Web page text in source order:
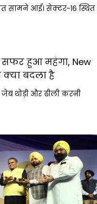
सामने आई। सेक्टर-16 स्थित
सफर हुआ महंगा, New
क्या बदला है
थोड़ी और ढीली करनी